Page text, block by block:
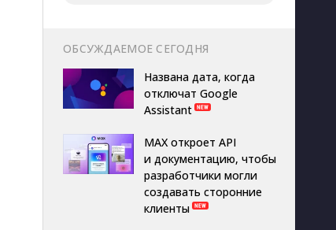
ОБСУЖДАЕМОЕ СЕГОДНЯ
Названа дата, когда
отключат Google
Assistant
MAX откроет API
и документацию, чтобы
разработчики могли
создавать сторонние
клиенты